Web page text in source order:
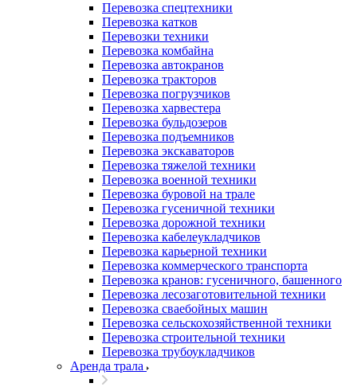
Перевозка спецтехники
Перевозка катков
Перевозки техники
Перевозка комбайна
Перевозка автокранов
Перевозка тракторов
Перевозка погрузчиков
Перевозка харвестера
Перевозка бульдозеров
Перевозка подъемников
Перевозка экскаваторов
Перевозка тяжелой техники
Перевозка военной техники
Перевозка буровой на трале
Перевозка гусеничной техники
Перевозка дорожной техники
Перевозка кабелеукладчиков
Перевозка карьерной техники
Перевозка коммерческого транспорта
Перевозка кранов: гусеничного, башенного
Перевозка лесозаготовительной техники
Перевозка сваебойных машин
Перевозка сельскохозяйственной техники
Перевозка строительной техники
Перевозка трубоукладчиков
Аренда трала